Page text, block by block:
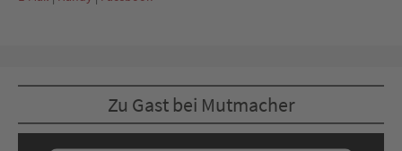
Zu Gast bei Mutmacher